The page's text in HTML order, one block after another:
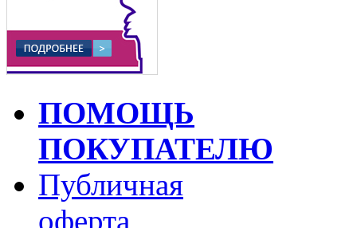
ПОМОЩЬ
ПОКУПАТЕЛЮ
Публичная
оферта